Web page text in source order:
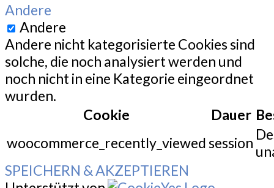
Andere
Andere
Andere nicht kategorisierte Cookies sind
solche, die noch analysiert werden und
noch nicht in eine Kategorie eingeordnet
wurden.
Cookie
Dauer
woocommerce_recently_viewed session
SPEICHERN & AKZEPTIEREN